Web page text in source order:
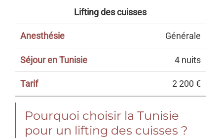
Anesthésie
en
Tunisie
Lifting des cuisses
Générale
4 nuits
2 200 €
Pourquoi choisir la Tunisie
pour un lifting des cuisses ?